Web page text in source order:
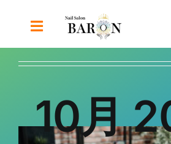
Toggle
Navigation
ABOUT
DESIGN
MENU10月